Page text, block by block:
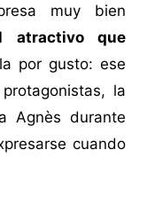
muy bien
atractivo que
por gusto: ese
la
Agnès durante
cuando